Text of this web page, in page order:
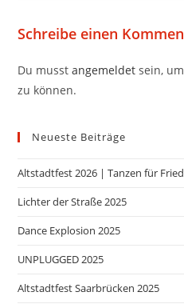
Schreibe einen
Du musstangemeldet sein,
zu können.
Neueste Beiträge
Altstadtfest 2026 | Tanzen für
Lichter der Straße 2025
Dance Explosion 2025
UNPLUGGED 2025
Altstadtfest Saarbrücken 2025